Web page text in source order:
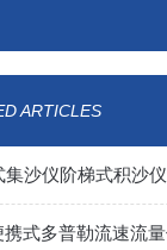
ARTICLES
集沙仪阶梯式积沙仪
式多普勒流速流